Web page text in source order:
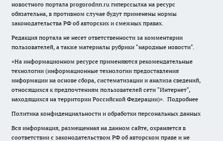
новостного портала progorodnn.ru гиперссылка на ресурс
обязательна, в противном случае будут применены нормы
законодательства РФ об авторских и смежных правах.
Редакция портала не несет ответственности за комментарии
пользователей, а также материалы рубрики "народные новости".
«На информационном ресурсе применяются рекомендательные
технологии (информационные технологии предоставления
информации на основе сбора, систематизации и анализа сведений,
относящихся к предпочтениям пользователей сети "Интернет",
находящихся на территории Российской Федерации)». Подробнее
Политика конфиденциальности и обработки персональных данных
Вся информация, размещенная на данном сайте, охраняется в
соответствии с законодательством РФ об авторском праве и не